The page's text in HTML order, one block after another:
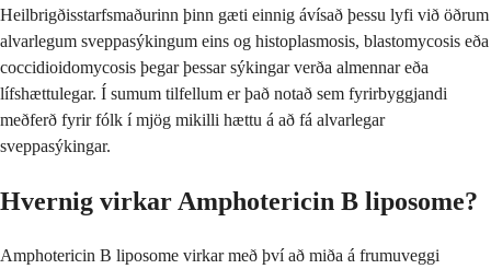
Heilbrigðisstarfsmaðurinn þinn gæti einnig ávísað þessu lyfi við öðrum
alvarlegum sveppasýkingum eins og histoplasmosis, blastomycosis eða
coccidioidomycosis þegar þessar sýkingar verða almennar eða
lífshættulegar. Í sumum tilfellum er það notað sem fyrirbyggjandi
meðferð fyrir fólk í mjög mikilli hættu á að fá alvarlegar
sveppasýkingar.
Hvernig virkar Amphotericin B liposome?
Amphotericin B liposome virkar með því að miða á frumuveggi